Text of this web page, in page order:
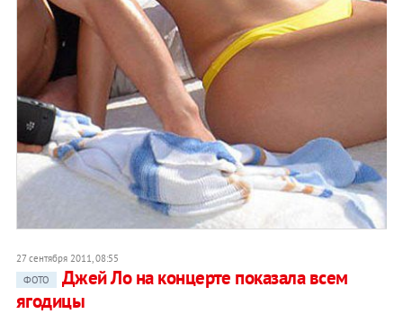
27 сентября 2011, 08:55
ФОТО
Джей Ло на концерте показала всем
ягодицы